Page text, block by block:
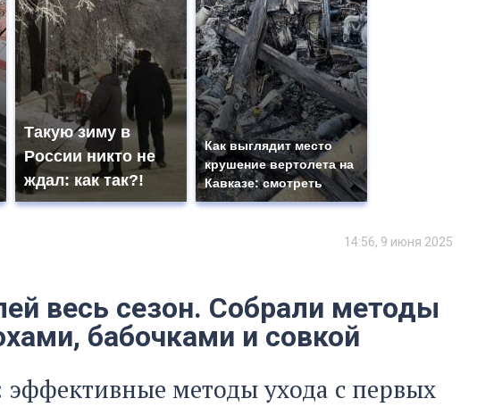
Такую зиму в
России никто не
ждал: как так?!
Как выглядит место
крушение вертолета на
Кавказе: смотреть
14:56, 9 июня 2025
весь сезон. Собрали методы
бабочками и совкой
эффективные методы ухода с первых